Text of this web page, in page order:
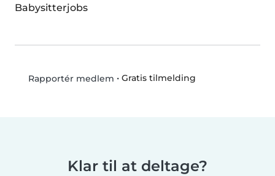
Babysitterjobs
Rapportér medlem • Gratis tilmelding
Klar til at deltage?